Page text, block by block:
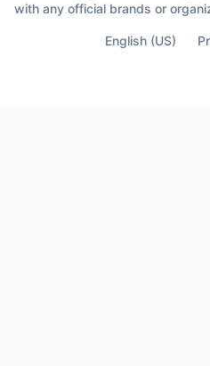
with any official brands or
English (US)